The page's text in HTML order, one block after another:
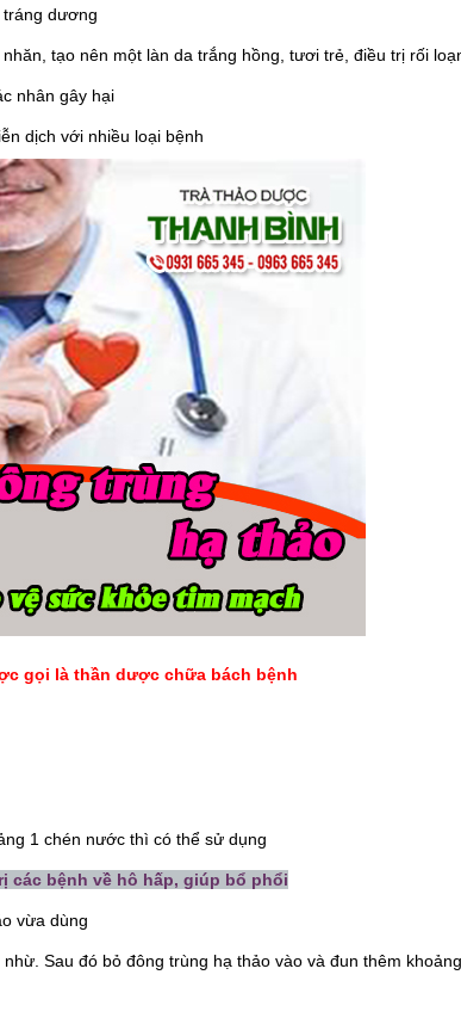
dương
tạo nên một làn da trắng hồng, tươi trẻ, điều trị rối
nhân gây hại
dịch với nhiều loại bệnh
gọi là thần dược chữa bách bệnh
1 chén nước thì có thể sử dụng
bệnh về hô hấp, giúp bổ phổi
vừa dùng
Sau đó bỏ đông trùng hạ thảo vào và đun thêm